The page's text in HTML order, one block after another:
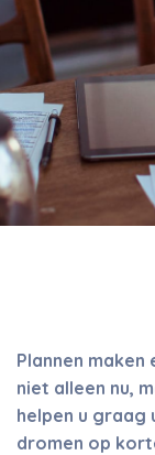
Plannen
niet alleen nu,
helpen u graag
dromen op